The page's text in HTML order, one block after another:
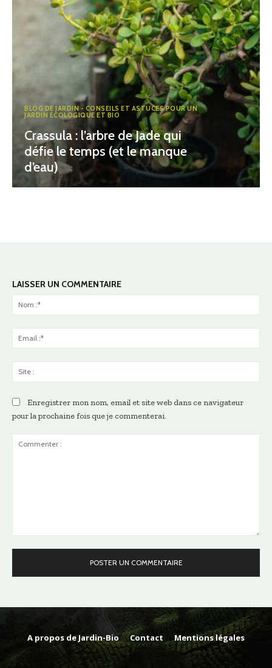
BLOG DE JARDIN - CONSEILS ET ASTUCES POUR UN
JARDIN ÉCOLOGIQUE ET BIO
Crassula : l’arbre de Jade qui
défie le temps (et le manque
d’eau)
LAISSER UN COMMENTAIRE
Enregistrer mon nom, email et site web dans ce navigateur
pour la prochaine fois que je commenterai.
A propos de Jardin-Bio Contact Mentions légales